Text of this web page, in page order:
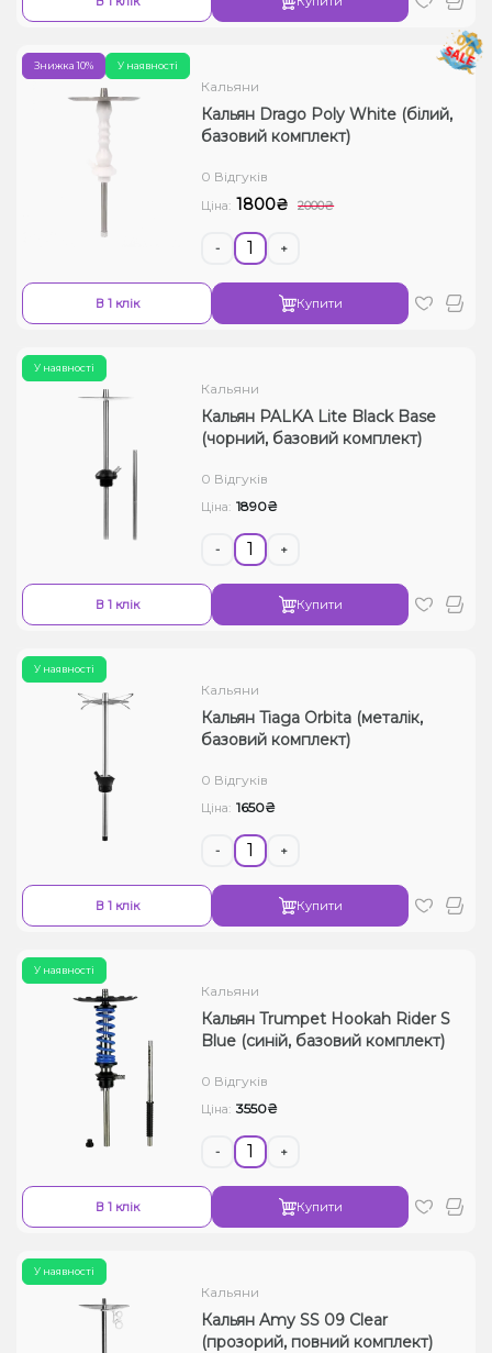
У наявності
Знижка 10%
Кальяни
Кальян Drago Poly White (білий,
базовий комплект)
0 Відгуків
Ціна: 1800₴ 2000₴
- +
В 1 клік Купити
У наявності
Кальяни
Кальян PALKA Lite Black Base
(чорний, базовий комплект)
0 Відгуків
Ціна: 1890₴
- +
В 1 клік Купити
У наявності
Кальяни
Кальян Tiaga Orbita (металік,
базовий комплект)
0 Відгуків
Ціна: 1650₴
- +
В 1 клік Купити
У наявності
Кальяни
Кальян Trumpet Hookah Rider S
Blue (синій, базовий комплект)
0 Відгуків
Ціна: 3550₴
- +
В 1 клік Купити
У наявності
Кальяни
Кальян Amy SS 09 Clear
(прозорий, повний комплект)